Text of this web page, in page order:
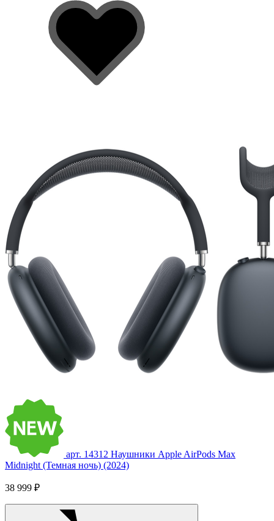
арт. 14312 Наушники Apple AirPods Max
Midnight (Темная ночь) (2024)
38 999 ₽